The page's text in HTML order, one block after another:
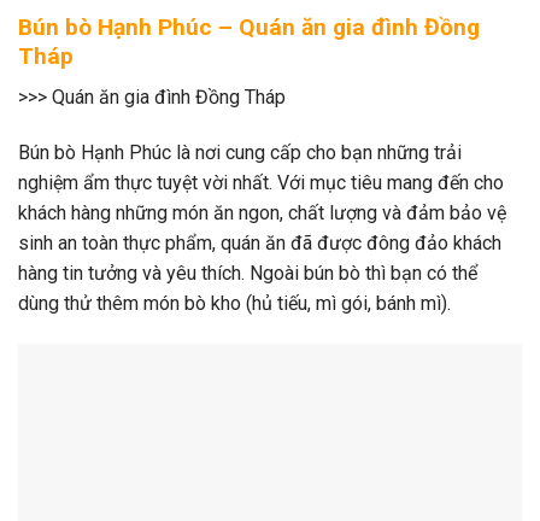
Bún bò Hạnh Phúc – Quán ăn gia đình Đồng
Tháp
>>> Quán ăn gia đình Đồng Tháp
Bún bò Hạnh Phúc là nơi cung cấp cho bạn những trải
nghiệm ẩm thực tuyệt vời nhất. Với mục tiêu mang đến cho
khách hàng những món ăn ngon, chất lượng và đảm bảo vệ
sinh an toàn thực phẩm, quán ăn đã được đông đảo khách
hàng tin tưởng và yêu thích. Ngoài bún bò thì bạn có thể
dùng thử thêm món bò kho (hủ tiếu, mì gói, bánh mì).